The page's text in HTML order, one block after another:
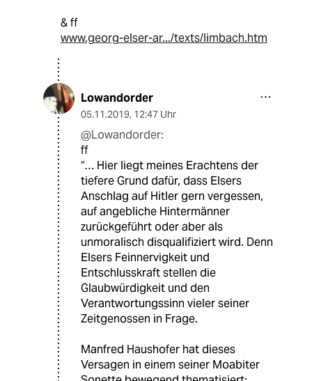
& ff
www.georg-elser-ar.../texts/limbach.htm
Lowandorder
05.11.2019, 12:47 Uhr
@Lowandorder:
ff
“… Hier liegt meines Erachtens der
tiefere Grund dafür, dass Elsers
Anschlag auf Hitler gern vergessen,
auf angebliche Hintermänner
zurückgeführt oder aber als
unmoralisch disqualifiziert wird. Denn
Elsers Feinnervigkeit und
Entschlusskraft stellen die
Glaubwürdigkeit und den
Verantwortungssinn vieler seiner
Zeitgenossen in Frage.
Manfred Haushofer hat dieses
Versagen in einem seiner Moabiter